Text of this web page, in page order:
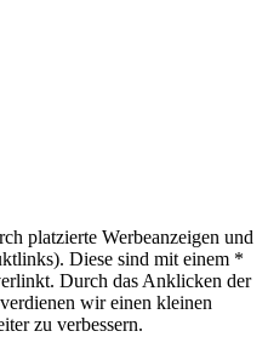
platzierte Werbeanzeigen und
Diese sind mit einem *
Durch das Anklicken der
wir einen kleinen
zu verbessern.